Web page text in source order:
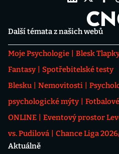
Další témata z našich webů
Moje Psychologie Blesk
Fantasy
Spotřebitelské testy
Blesku
Nemovitosti
psychologické mýty
ONLINE
Eventový prostor
vs. Pudilová
Chance Liga
Aktuálně